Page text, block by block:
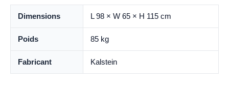
Dimensions L 98 × W 65 × H 115 cm
Poids 85 kg
Fabricant Kalstein